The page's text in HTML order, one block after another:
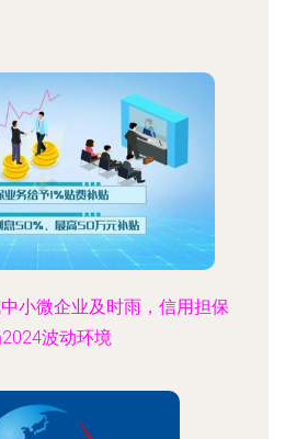
小微企业及时雨，信用担保
波动环境